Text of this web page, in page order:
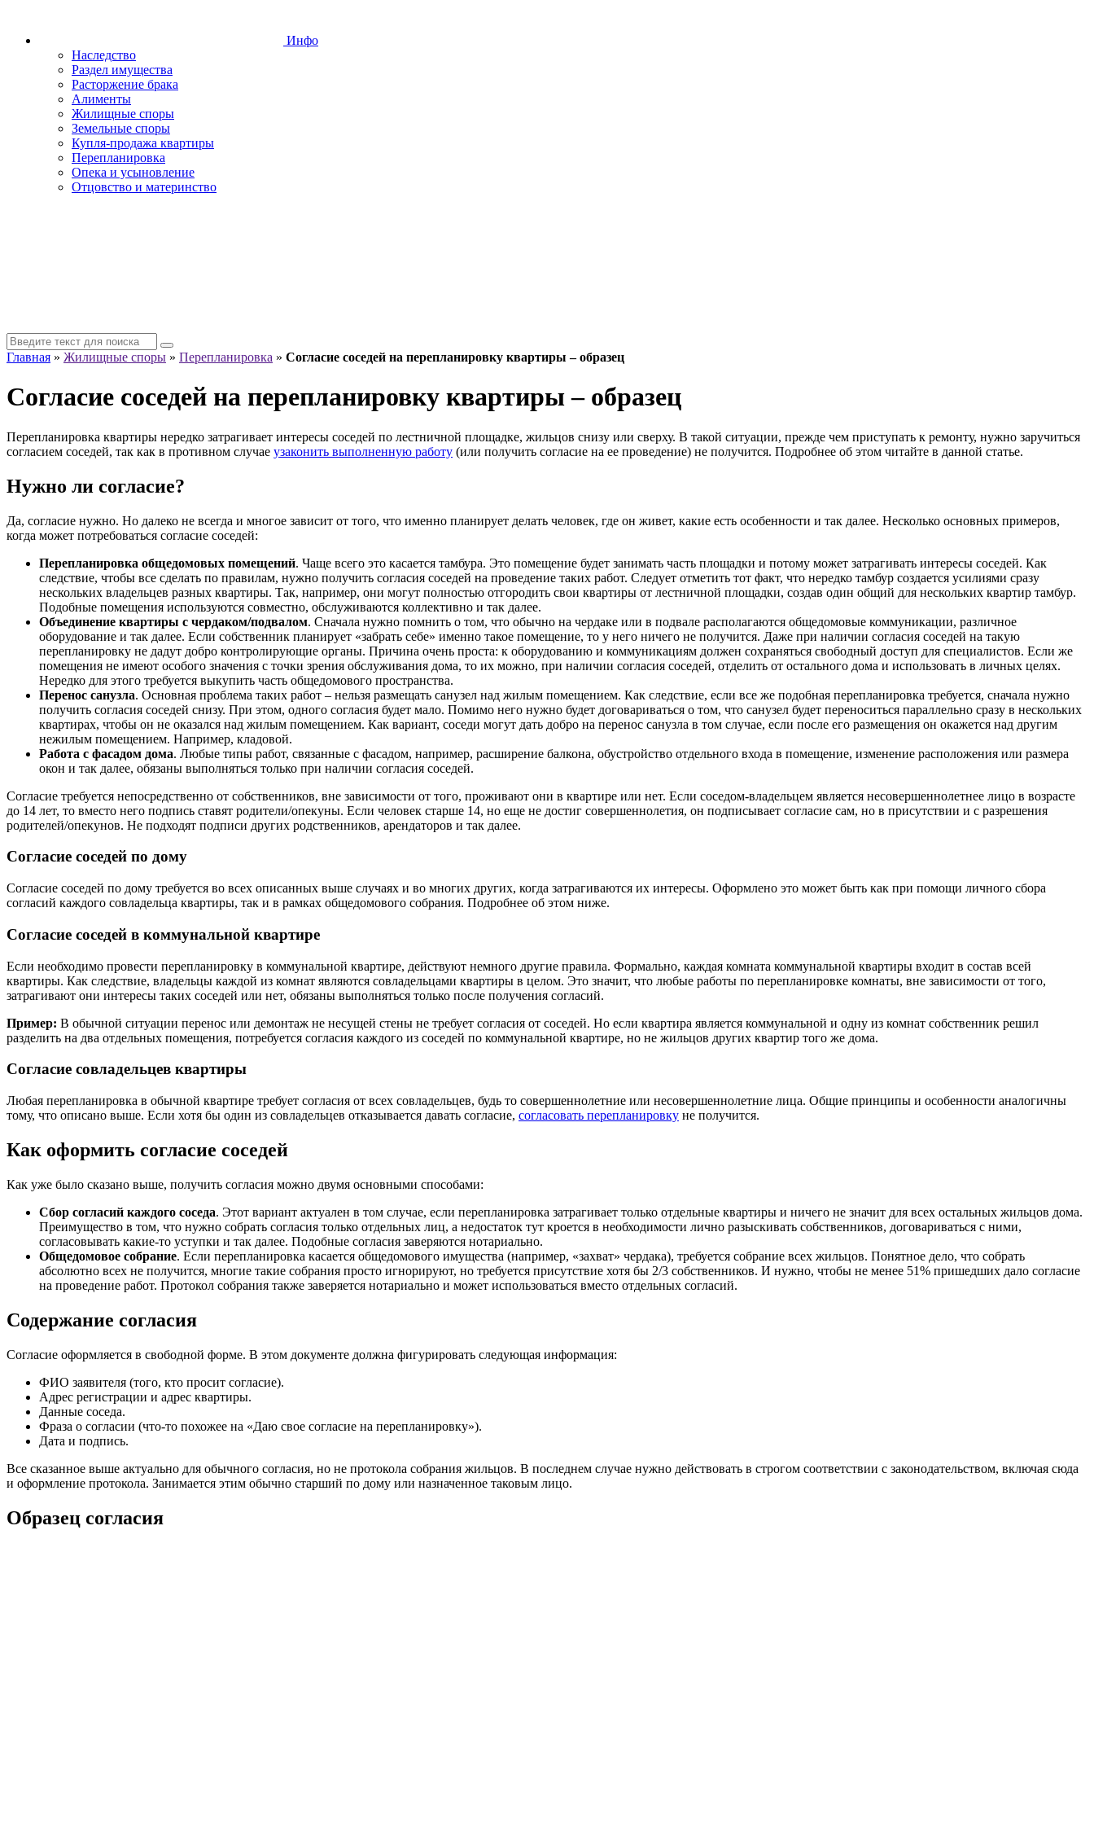
Инфо
Наследство
Раздел имущества
Расторжение брака
Алименты
Жилищные споры
Земельные споры
Купля-продажа квартиры
Перепланировка
Опека и усыновление
Отцовство и материнство
Главная » Жилищные споры » Перепланировка » Согласие соседей на перепланировку квартиры – образец
Согласие соседей на перепланировку квартиры – образец
Перепланировка квартиры нередко затрагивает интересы соседей по лестничной площадке, жильцов снизу или сверху. В такой ситуации, прежде чем приступать к ремонту, нужно заручиться
согласием соседей, так как в противном случае узаконить выполненную работу (или получить согласие на ее проведение) не получится. Подробнее об этом читайте в данной статье.
Нужно ли согласие?
Да, согласие нужно. Но далеко не всегда и многое зависит от того, что именно планирует делать человек, где он живет, какие есть особенности и так далее. Несколько основных примеров,
когда может потребоваться согласие соседей:
Перепланировка общедомовых помещений. Чаще всего это касается тамбура. Это помещение будет занимать часть площадки и потому может затрагивать интересы соседей. Как
следствие, чтобы все сделать по правилам, нужно получить согласия соседей на проведение таких работ. Следует отметить тот факт, что нередко тамбур создается усилиями сразу
нескольких владельцев разных квартиры. Так, например, они могут полностью отгородить свои квартиры от лестничной площадки, создав один общий для нескольких квартир тамбур.
Подобные помещения используются совместно, обслуживаются коллективно и так далее.
Объединение квартиры с чердаком/подвалом. Сначала нужно помнить о том, что обычно на чердаке или в подвале располагаются общедомовые коммуникации, различное
оборудование и так далее. Если собственник планирует «забрать себе» именно такое помещение, то у него ничего не получится. Даже при наличии согласия соседей на такую
перепланировку не дадут добро контролирующие органы. Причина очень проста: к оборудованию и коммуникациям должен сохраняться свободный доступ для специалистов. Если же
помещения не имеют особого значения с точки зрения обслуживания дома, то их можно, при наличии согласия соседей, отделить от остального дома и использовать в личных целях.
Нередко для этого требуется выкупить часть общедомового пространства.
Перенос санузла. Основная проблема таких работ – нельзя размещать санузел над жилым помещением. Как следствие, если все же подобная перепланировка требуется, сначала нужно
получить согласия соседей снизу. При этом, одного согласия будет мало. Помимо него нужно будет договариваться о том, что санузел будет переноситься параллельно сразу в нескольких
квартирах, чтобы он не оказался над жилым помещением. Как вариант, соседи могут дать добро на перенос санузла в том случае, если после его размещения он окажется над другим
нежилым помещением. Например, кладовой.
Работа с фасадом дома. Любые типы работ, связанные с фасадом, например, расширение балкона, обустройство отдельного входа в помещение, изменение расположения или размера
окон и так далее, обязаны выполняться только при наличии согласия соседей.
Согласие требуется непосредственно от собственников, вне зависимости от того, проживают они в квартире или нет. Если соседом-владельцем является несовершеннолетнее лицо в возрасте
до 14 лет, то вместо него подпись ставят родители/опекуны. Если человек старше 14, но еще не достиг совершеннолетия, он подписывает согласие сам, но в присутствии и с разрешения
родителей/опекунов. Не подходят подписи других родственников, арендаторов и так далее.
Согласие соседей по дому
Согласие соседей по дому требуется во всех описанных выше случаях и во многих других, когда затрагиваются их интересы. Оформлено это может быть как при помощи личного сбора
согласий каждого совладельца квартиры, так и в рамках общедомового собрания. Подробнее об этом ниже.
Согласие соседей в коммунальной квартире
Если необходимо провести перепланировку в коммунальной квартире, действуют немного другие правила. Формально, каждая комната коммунальной квартиры входит в состав всей
квартиры. Как следствие, владельцы каждой из комнат являются совладельцами квартиры в целом. Это значит, что любые работы по перепланировке комнаты, вне зависимости от того,
затрагивают они интересы таких соседей или нет, обязаны выполняться только после получения согласий.
Пример: В обычной ситуации перенос или демонтаж не несущей стены не требует согласия от соседей. Но если квартира является коммунальной и одну из комнат собственник решил
разделить на два отдельных помещения, потребуется согласия каждого из соседей по коммунальной квартире, но не жильцов других квартир того же дома.
Согласие совладельцев квартиры
Любая перепланировка в обычной квартире требует согласия от всех совладельцев, будь то совершеннолетние или несовершеннолетние лица. Общие принципы и особенности аналогичны
тому, что описано выше. Если хотя бы один из совладельцев отказывается давать согласие, согласовать перепланировку не получится.
Как оформить согласие соседей
Как уже было сказано выше, получить согласия можно двумя основными способами:
Сбор согласий каждого соседа. Этот вариант актуален в том случае, если перепланировка затрагивает только отдельные квартиры и ничего не значит для всех остальных жильцов дома.
Преимущество в том, что нужно собрать согласия только отдельных лиц, а недостаток тут кроется в необходимости лично разыскивать собственников, договариваться с ними,
согласовывать какие-то уступки и так далее. Подобные согласия заверяются нотариально.
Общедомовое собрание. Если перепланировка касается общедомового имущества (например, «захват» чердака), требуется собрание всех жильцов. Понятное дело, что собрать
абсолютно всех не получится, многие такие собрания просто игнорируют, но требуется присутствие хотя бы 2/3 собственников. И нужно, чтобы не менее 51% пришедших дало согласие
на проведение работ. Протокол собрания также заверяется нотариально и может использоваться вместо отдельных согласий.
Содержание согласия
Согласие оформляется в свободной форме. В этом документе должна фигурировать следующая информация:
ФИО заявителя (того, кто просит согласие).
Адрес регистрации и адрес квартиры.
Данные соседа.
Фраза о согласии (что-то похожее на «Даю свое согласие на перепланировку»).
Дата и подпись.
Все сказанное выше актуально для обычного согласия, но не протокола собрания жильцов. В последнем случае нужно действовать в строгом соответствии с законодательством, включая сюда
и оформление протокола. Занимается этим обычно старший по дому или назначенное таковым лицо.
Образец согласия